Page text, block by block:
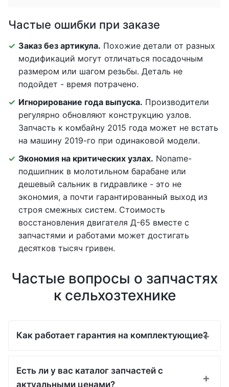
Частые ошибки при заказе
Заказ без артикула. Похожие детали от разных
модификаций могут отличаться посадочным
размером или шагом резьбы. Деталь не
подойдет - время потрачено.
Игнорирование года выпуска. Производители
регулярно обновляют конструкцию узлов.
Запчасть к комбайну 2015 года может не встать
на машину 2019-го при одинаковой модели.
Экономия на критических узлах. Noname-
подшипник в молотильном барабане или
дешевый сальник в гидравлике - это не
экономия, а почти гарантированный выход из
строя смежных систем. Стоимость
восстановления двигателя Д-65 вместе с
запчастями и работами может достигать
десятков тысяч гривен.
Частые вопросы о запчастях
к сельхозтехнике
Как работает гарантия на комплектующие?
Есть ли у вас каталог запчастей с
актуальными ценами?